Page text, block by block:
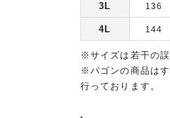
3L 136
4L 144
※サイズは若干の誤
※パゴンの商品は
行っております。